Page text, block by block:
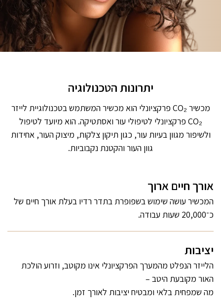
יתרונות הטכנולוגיה
מכשיר CO₂ פרקציונלי הוא מכשיר המשתמש בטכנולוגיית לייזר
CO₂ פרקציונלי לטיפולי עור ואסתטיקה. הוא מיועד לטיפול
ולשיפור מגוון בעיות עור, כגון תיקון צלקות, מיצוק העור, אחידות
גוון העור והקטנת נקבוביות.
אורך חיים ארוך
המכשיר עושה שימוש בשפופרת בתדר רדיו בעלת אורך חיים של
כ־20,000 שעות עבודה.
יציבות
הלייזר הנפלט מהמערך הפרקציונלי אינו מקוטב, וזרוע הולכת
האור מקובעת היטב –
מה שמפחית בלאי ומבטיח יציבות לאורך זמן.